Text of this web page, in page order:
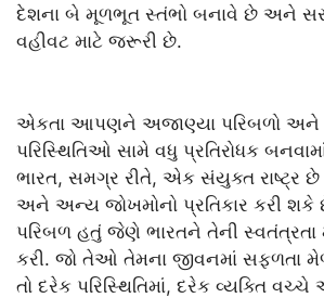
દેશના બે મૂળભૂત સ્તંભો બનાવે છે અને
વહીવટ માટે જરૂરી છે.
એકતા આપણને અજાણ્યા પરિબળો અને
પરિસ્થિતિઓ સામે વધુ પ્રતિરોધક
ભારત, સમગ્ર રીતે, એક સંયુક્ત રાષ્ટ્ર
અને અન્ય જોખમોનો પ્રતિકાર કરી
પરિબળ હતું જેણે ભારતને તેની સ્વતંત્રતા
કરી. જો તેઓ તેમના જીવનમાં સફળતા
તો દરેક પરિસ્થિતિમાં, દરેક વ્યક્તિ